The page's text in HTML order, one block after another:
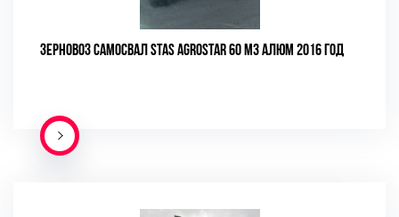
ЗЕРНОВОЗ САМОСВАЛ STAS AGROSTAR 60 М3 АЛЮМ 2016 ГОД